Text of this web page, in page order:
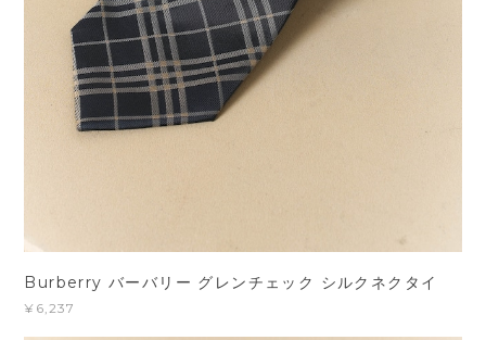
Burberry バーバリー グレンチェック シルクネクタイ
¥6,237